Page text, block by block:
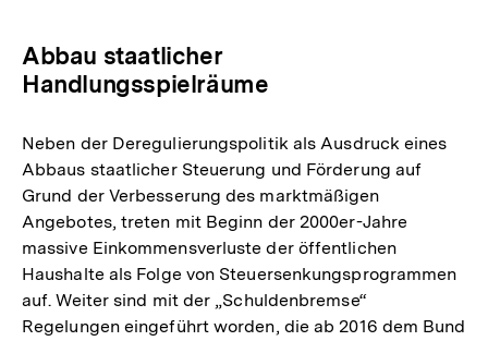
Abbau staatlicher
Handlungsspielräume
Neben der Deregulierungspolitik als Ausdruck eines
Abbaus staatlicher Steuerung und Förderung auf
Grund der Verbesserung des marktmäßigen
Angebotes, treten mit Beginn der 2000er-Jahre
massive Einkommensverluste der öffentlichen
Haushalte als Folge von Steuersenkungsprogrammen
auf. Weiter sind mit der „Schuldenbremse“
Regelungen eingeführt worden, die ab 2016 dem Bund